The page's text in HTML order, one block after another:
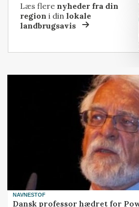
Læs flere nyheder fra din
region i dinlokale
landbrugsavis
NAVNESTOF
Dansk professor hædret for